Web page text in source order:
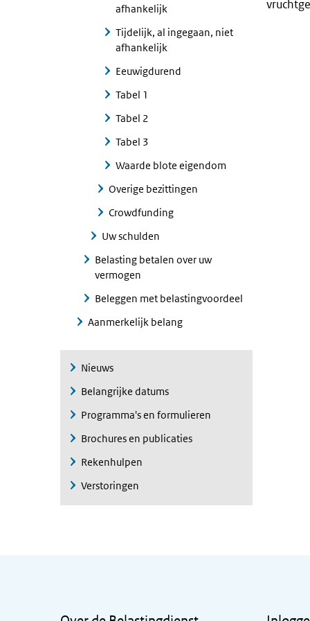
afhankelijk
Tijdelijk, al ingegaan, niet
afhankelijk
Eeuwigdurend
Tabel 1
Tabel 2
Tabel 3
Waarde blote eigendom
Overige bezittingen
Crowdfunding
Uw schulden
Belasting betalen over uw
vermogen
Beleggen met belastingvoordeel
Aanmerkelijk belang
Nieuws
Belangrijke datums
Programma's en formulieren
Brochures en publicaties
Rekenhulpen
Verstoringen